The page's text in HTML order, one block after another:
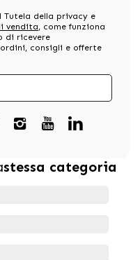
Tutela della privacy e
vendita, come funziona
di ricevere
consigli e offerte
stessa categoria